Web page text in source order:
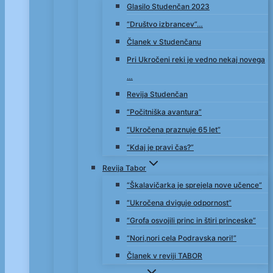
Glasilo Studenčan 2023
“Društvo izbrancev”…
Članek v Studenčanu
Pri Ukročeni reki je vedno nekaj novega
…
Revija Studenčan
“Počitniška avantura”
“Ukročena praznuje 65 let”
“Kdaj je pravi čas?”
Revija Tabor
“Škalavičarka je sprejela nove učence”
“Ukročena dviguje odpornost”
“Grofa osvojili princ in štiri princeske”
“Nori,nori cela Podravska nori!”
Članek v reviji TABOR